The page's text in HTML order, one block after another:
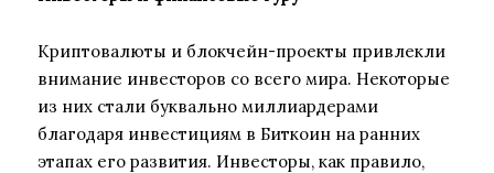
Криптовалюты и блокчейн-проекты привлекли
внимание инвесторов со всего мира. Некоторые
из них стали буквально миллиардерами
благодаря инвестициям в Биткоин на ранних
этапах его развития. Инвесторы, как правило,